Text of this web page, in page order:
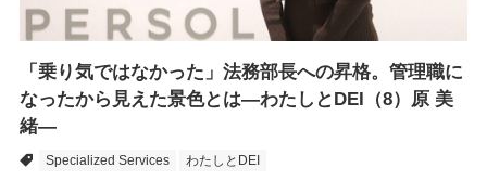
「乗り気ではなかった」法務部長への昇格。管理職に
なったから見えた景色とは―わたしとDEI（8）原 美
緒―
Specialized Services わたしとDEI